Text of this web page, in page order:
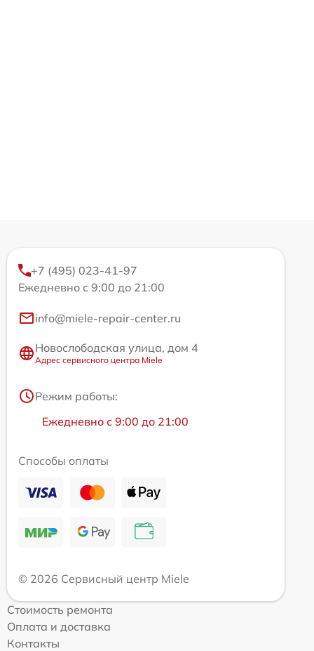
+7 (495) 023-41-97
Ежедневно с 9:00 до 21:00
info@miele-repair-center.ru
Новослободская улица, дом 4
Адрес сервисного центра Miele
Режим работы:
Ежедневно с 9:00 до 21:00
Способы оплаты
© 2026 Сервисный центр Miele
Стоимость ремонта
Оплата и доставка
Контакты